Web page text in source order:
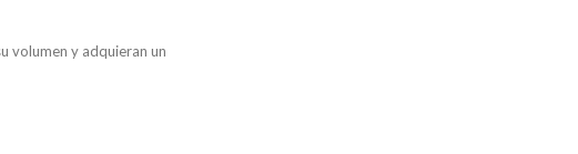
volumen y adquieran un